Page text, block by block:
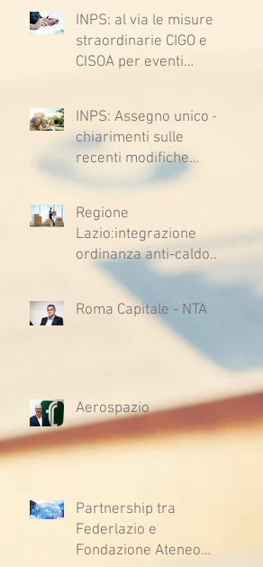
2732, 2734 e 2735)
l’ipotesi di accordo per
il rinnovo del CCNL
INPS: al via le misure
straordinarie CIGO e
CISOA per eventi
INPS: Assegno unico –
chiarimenti sulle
recenti modifiche
Regione
Lazio:integrazione
ordinanza anti-caldo
per l'estate 2026
Roma Capitale - NTA
Aerospazio
Partnership tra
Federlazio e
Fondazione Ateneo